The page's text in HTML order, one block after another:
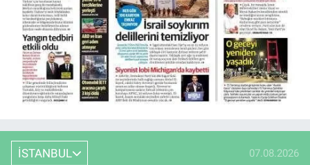
İSTANBUL 07.08.2026